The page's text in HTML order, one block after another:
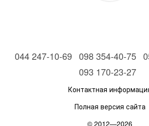
044 247-10-69 098 354-40-75
093 170-23-27
Контактная
Полная версия сайта
© 2012—2026